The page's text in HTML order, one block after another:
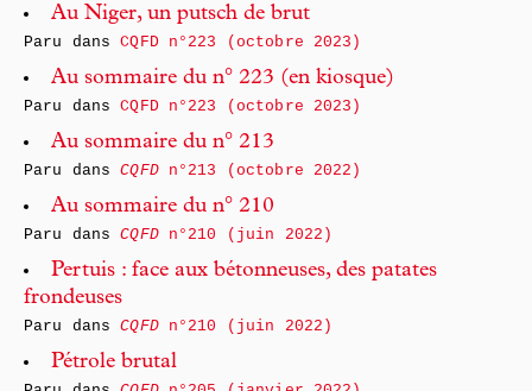
Au Niger, un putsch de brut
Paru dansCQFD n°223 (octobre 2023)
Au sommaire du n° 223 (en kiosque)
Paru dansCQFD n°223 (octobre 2023)
Au sommaire du n° 213
Paru dansCQFDn°213 (octobre 2022)
Au sommaire du n° 210
Paru dansCQFDn°210 (juin 2022)
Pertuis : face aux bétonneuses, des patates
frondeuses
Paru dansCQFDn°210 (juin 2022)
Pétrole brutal